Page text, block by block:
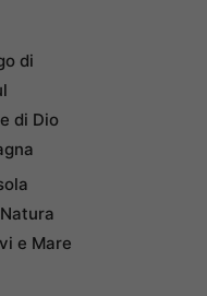
di
di Dio
e Mare